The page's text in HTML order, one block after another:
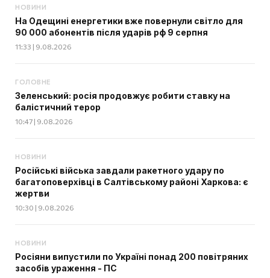
НОВИНИ
На Одещині енергетики вже повернули світло для
90 000 абонентів після ударів рф 9 серпня
11:33 | 9.08.2026
ГОЛОВНЕ
Зеленський: росія продовжує робити ставку на
балістичний терор
10:47 | 9.08.2026
НОВИНИ
Російські війська завдали ракетного удару по
багатоповерхівці в Салтівському районі Харкова: є
жертви
10:30 | 9.08.2026
НОВИНИ
Росіяни випустили по Україні понад 200 повітряних
засобів ураження - ПС